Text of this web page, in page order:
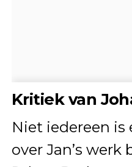
Kritiek van
Niet iedereen
over Jan’s werk